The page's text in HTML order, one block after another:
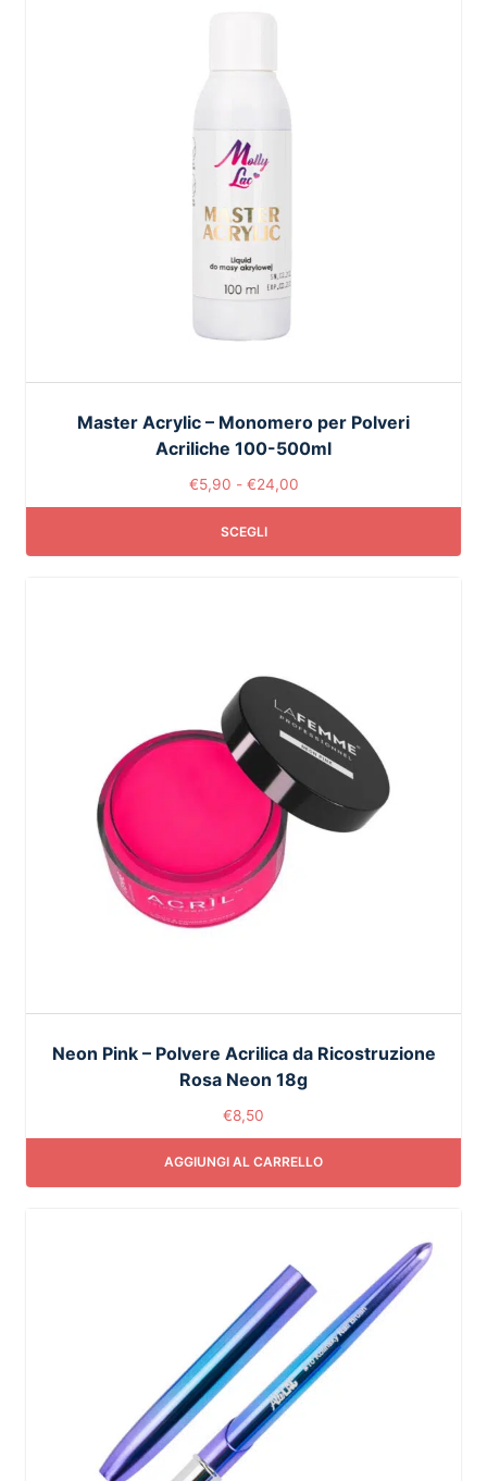
Master Acrylic – Monomero per Polveri
Acriliche 100-500ml
€5,90 - €24,00
SCEGLI
Neon Pink – Polvere Acrilica da Ricostruzione
Rosa Neon 18g
€8,50
AGGIUNGI AL CARRELLO